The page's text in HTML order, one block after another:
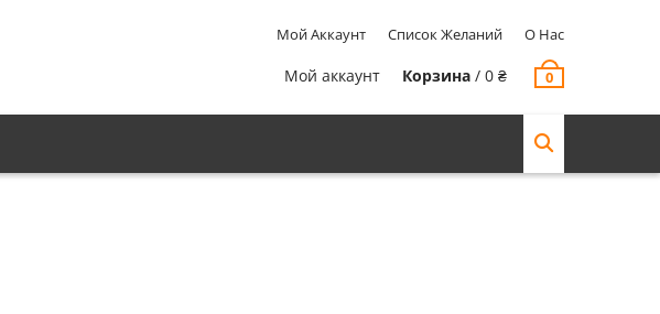
Мой Аккаунт Список Желаний О Нас
Мой аккаунт Корзина / 0 ₴ 0